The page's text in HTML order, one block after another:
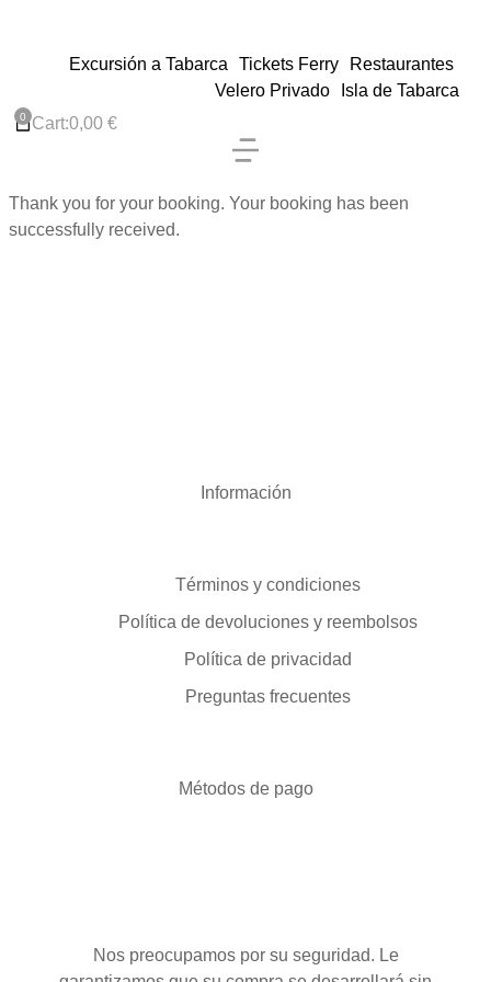
Excursión a Tabarca Tickets Ferry
Restaurantes
Velero Privado
Isla de Tabarca
Cart:0,00 €
Thank you for your booking. Your booking has been
successfully received.
Información
Términos y condiciones
Política de devoluciones y reembolsos
Política de privacidad
Preguntas frecuentes
Métodos de pago
Nos preocupamos por su seguridad. Le